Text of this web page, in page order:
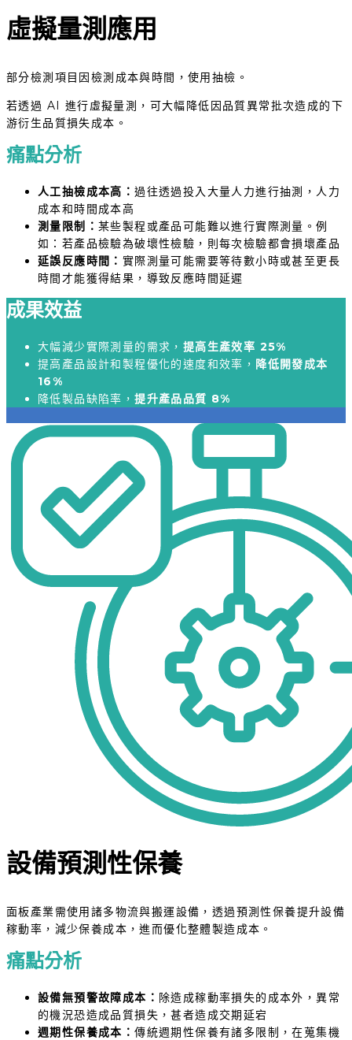
虛擬量測應用
部分檢測項目因檢測成本與時間，使用抽檢。
若透過 AI 進行虛擬量測，可大幅降低因品質異常批次造成的下
游衍生品質損失成本。
痛點分析
人工抽檢成本高：過往透過投入大量人力進行抽測，人力
成本和時間成本高
測量限制： 某些製程或產品可能難以進行實際測量。例
如：若產品檢驗為破壞性檢驗，則每次檢驗都會損壞產品
延誤反應時間： 實際測量可能需要等待數小時或甚至更長
時間才能獲得結果，導致反應時間延遲
成果效益
大幅減少實際測量的需求， 提高生產效率 25%
提高產品設計和製程優化的速度和效率， 降低開發成本
16%
降低製品缺陷率，提升產品品質 8%
設備預測性保養
面板產業需使用諸多物流與搬運設備，透過預測性保養提升設備
稼動率，減少保養成本，進而優化整體製造成本。
痛點分析
設備無預警故障成本： 除造成稼動率損失的成本外，異常
的機況恐造成品質損失，甚者造成交期延宕
週期性保養成本：傳統週期性保養有諸多限制，在蒐集機